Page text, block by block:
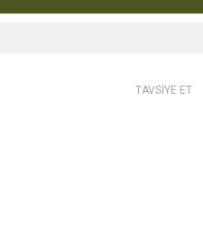
TAVSİYE ET